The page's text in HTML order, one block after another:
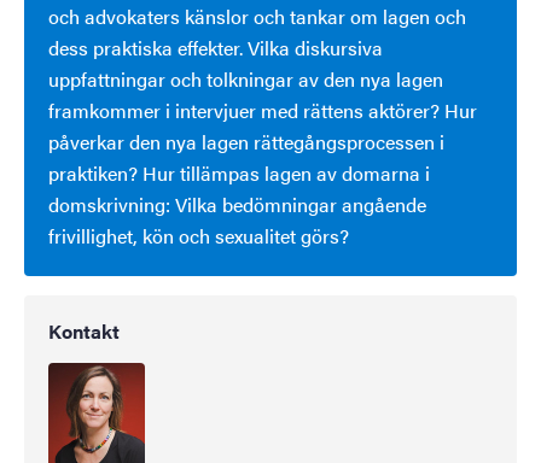
och advokaters känslor och tankar om lagen och
dess praktiska effekter. Vilka diskursiva
uppfattningar och tolkningar av den nya lagen
framkommer i intervjuer med rättens aktörer? Hur
påverkar den nya lagen rättegångsprocessen i
praktiken? Hur tillämpas lagen av domarna i
domskrivning: Vilka bedömningar angående
frivillighet, kön och sexualitet görs?
Kontakt